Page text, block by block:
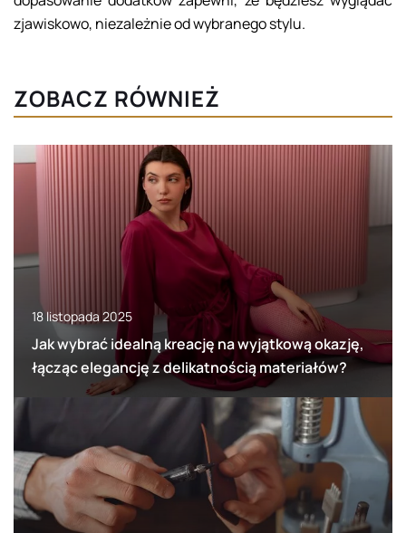
zjawiskowo, niezależnie od wybranego stylu.
ZOBACZ RÓWNIEŻ
18 listopada 2025
Jak wybrać idealną kreację na wyjątkową okazję,
łącząc elegancję z delikatnością materiałów?